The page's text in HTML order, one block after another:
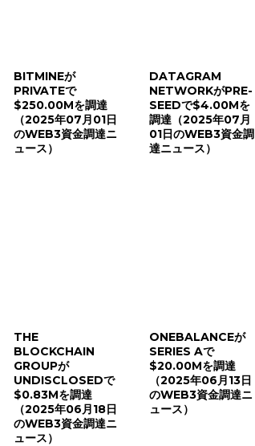
BITMINEが
PRIVATEで
$250.00Mを調達
（2025年07月01日
のWEB3資金調達ニ
ュース）
DATAGRAM
NETWORKがPRE-
SEEDで$4.00Mを
調達（2025年07月
01日のWEB3資金調
達ニュース）
THE
BLOCKCHAIN
GROUPが
UNDISCLOSEDで
$0.83Mを調達
（2025年06月18日
のWEB3資金調達ニ
ュース）
ONEBALANCEが
SERIES Aで
$20.00Mを調達
（2025年06月13日
のWEB3資金調達ニ
ュース）